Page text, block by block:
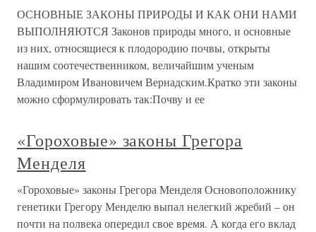
ОСНОВНЫЕ ЗАКОНЫ ПРИРОДЫ И КАК ОНИ НАМИ
ВЫПОЛНЯЮТСЯ Законов природы много, и основные
из них, относящиеся к плодородию почвы, открыты
нашим соотечественником, величайшим ученым
Владимиром Ивановичем Вернадским.Кратко эти законы
можно сформулировать так:Почву и ее
«Гороховые» законы Грегора
Менделя
«Гороховые» законы Грегора Менделя Основоположнику
генетики Грегору Менделю выпал нелегкий жребий – он
почти на полвека опередил свое время. А когда его вклад